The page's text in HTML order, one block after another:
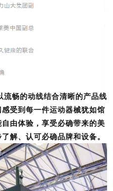
畅的动线结合清晰的产品线
受到每一件运动器械犹如馆
由体验，享受必确带来的美
解、认可必确品牌和设备。